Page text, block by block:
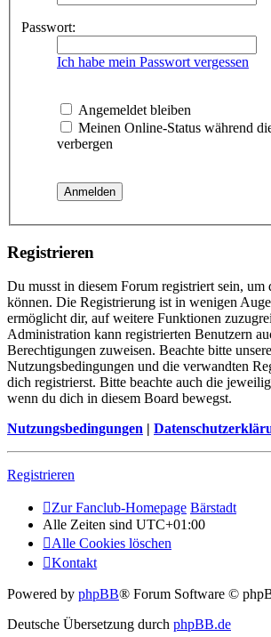
Passwort:
Ich habe mein Passwort vergessen
Angemeldet bleiben
Meinen Online-Status während
verbergen
Registrieren
Du musst in diesem Forum registriert sein, um
können. Die Registrierung ist in wenigen
ermöglicht dir, auf weitere Funktionen
Administration kann registrierten Benutzern
Berechtigungen zuweisen. Beachte bitte unsere
Nutzungsbedingungen und die verwandten
dich registrierst. Bitte beachte auch die
wenn du dich in diesem Board bewegst.
Nutzungsbedingungen |
Registrieren
Zur Fanclub-Homepage Bärstadt
Alle Zeiten sind UTC+01:00
Alle Cookies löschen
Kontakt
Powered by phpBB® Forum Software ©
Deutsche Übersetzung durch phpBB.de